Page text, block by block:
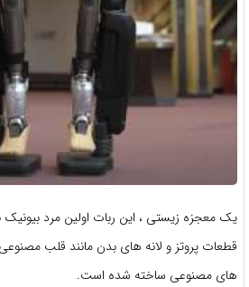
یک معجزه زیستی ، این ربات اولین مرد بیونیک
قطعات پروتز و لانه های بدن مانند قلب
های مصنوعی ساخته شده است.